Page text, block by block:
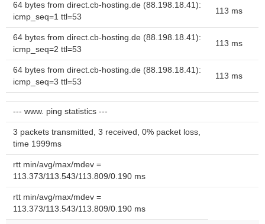
64 bytes from direct.cb-hosting.de (88.198.18.41):
icmp_seq=1 ttl=53
113 ms
64 bytes from direct.cb-hosting.de (88.198.18.41):
icmp_seq=2 ttl=53
113 ms
64 bytes from direct.cb-hosting.de (88.198.18.41):
icmp_seq=3 ttl=53
113 ms
--- www. ping statistics ---
3 packets transmitted, 3 received, 0% packet loss,
time 1999ms
rtt min/avg/max/mdev =
113.373/113.543/113.809/0.190 ms
rtt min/avg/max/mdev =
113.373/113.543/113.809/0.190 ms